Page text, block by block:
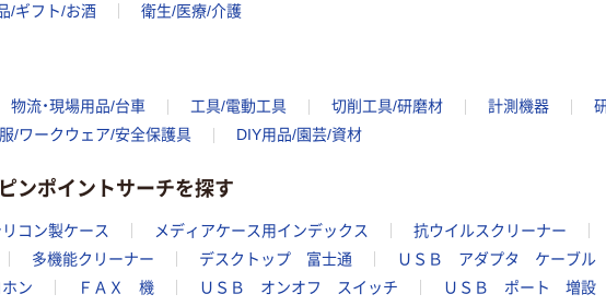
/ギフト/お酒 衛生/医療/介護
物流・現場用品/台車 工具/電動工具 切削工具/研磨材 計測機器
/ワークウェア/安全保護具 DIY用品/園芸/資材
ンポイントサーチを探す
リコン製ケース メディアケース用インデックス 抗ウイルスクリーナー
多機能クリーナー デスクトップ 富士通 ＵＳＢ アダプタ ケーブル
ン ＦＡＸ 機 ＵＳＢ オンオフ スイッチ ＵＳＢ ポート 増設